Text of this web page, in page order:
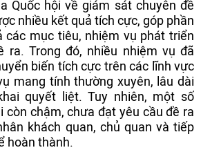
Quốc hội về giám sát chuyên đề
nhiều kết quả tích cực, góp phần
các mục tiêu, nhiệm vụ phát triển
ra. Trong đó, nhiều nhiệm vụ đã
biến tích cực trên các lĩnh vực
mang tính thường xuyên, lâu dài
quyết liệt. Tuy nhiên, một số
còn chậm, chưa đạt yêu cầu đề ra
khách quan, chủ quan và tiếp
hoàn thành.